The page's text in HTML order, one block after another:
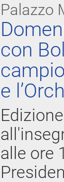
Palazzo
con
e
alle ore